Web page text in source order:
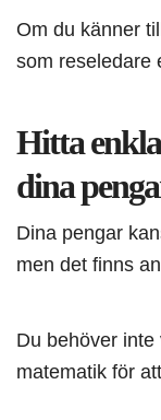
Om du känner
som reseledare
Hitta
dina
Dina pengar
men det finns
Du behöver
matematik för